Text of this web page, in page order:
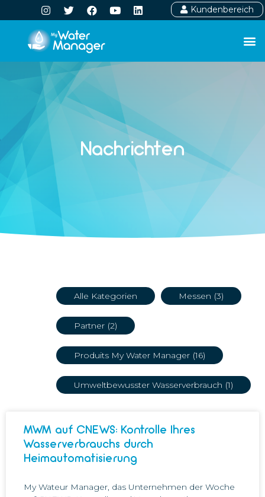
Kundenbereich
Nachrichten
Alle Kategorien Messen (3)
Partner (2)
Produits My Water Manager (16)
Umweltbewusster Wasserverbrauch (1)
MWM auf CNEWS: Kontrolle Ihres
Wasserverbrauchs durch
Heimautomatisierung
My Wateur Manager, das Unternehmen der Woche